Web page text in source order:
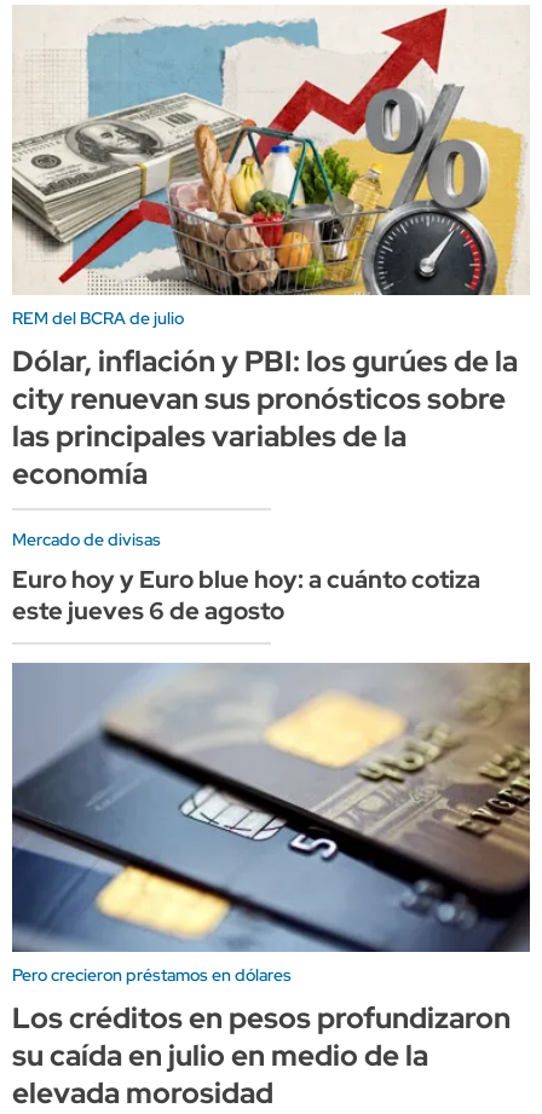
REM del BCRA de julio
Dólar, inflación y PBI: los gurúes de la
city renuevan sus pronósticos sobre
las principales variables de la
economía
Mercado de divisas
Euro hoy y Euro blue hoy: a cuánto cotiza
este jueves 6 de agosto
Pero crecieron préstamos en dólares
Los créditos en pesos profundizaron
su caída en julio en medio de la
elevada morosidad